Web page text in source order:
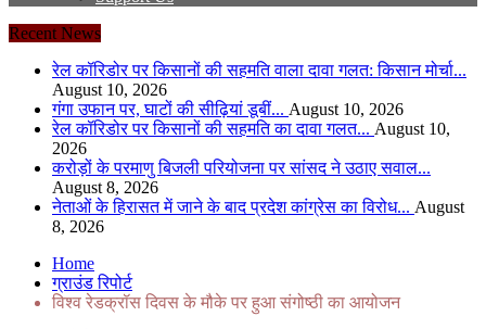
Recent News
रेल कॉरिडोर पर किसानों की सहमति वाला दावा गलत: किसान मोर्चा...
August 10, 2026
गंगा उफान पर, घाटों की सीढ़ियां डूबीं... August 10, 2026
रेल कॉरिडोर पर किसानों की सहमति का दावा गलत... August 10,
2026
करोड़ों के परमाणु बिजली परियोजना पर सांसद ने उठाए सवाल...
August 8, 2026
नेताओं के हिरासत में जाने के बाद प्रदेश कांग्रेस का विरोध... August
8, 2026
Home
ग्राउंड रिपोर्ट
विश्व रेडक्रॉस दिवस के मौके पर हुआ संगोष्ठी का आयोजन